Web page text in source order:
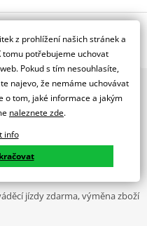
ochranu Vašeho
oblečení, doplňky i náhradní
i prodeji moto vybavení
jízdy zdarma, výměna zboží
z prohlížení našich stránek a
tomu potřebujeme uchovat
Pokud s tím nesouhlasíte,
najevo, že nemáme uchovávat
o tom, jaké informace a jakým
naleznete zde.
info